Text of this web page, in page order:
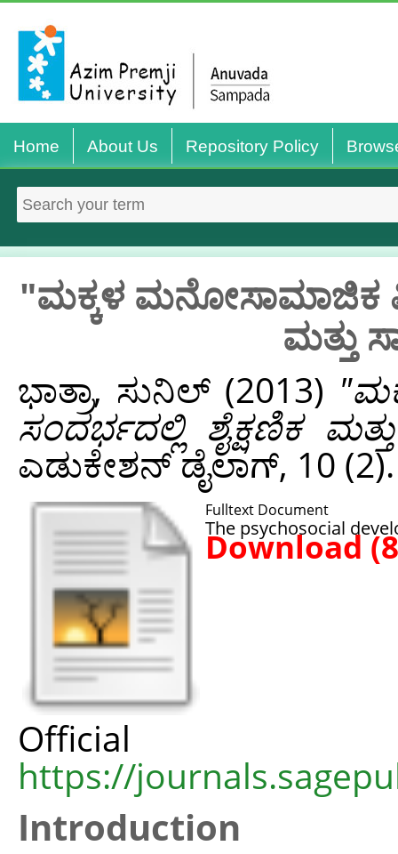
Home About Us Repository Policy
"ಮಕ್ಕಳ ಮನೋಸಾಮಾಜಿಕ
ಮತ್ತು
ಭಾತ್ರಾ, ಸುನಿಲ್(2013)
ಸಂದರ್ಭದಲ್ಲಿ ಶೈಕ್ಷಣಿಕ
ಎಡುಕೇಶನ್‌ ಡೈಲಾಗ್‌, 10
Fulltext Document
The psychosocial
Download
https://
Introduction